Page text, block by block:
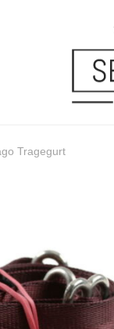
Tragegurt